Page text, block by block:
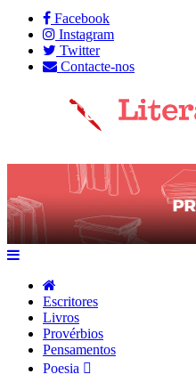
Facebook
Instagram
Twitter
Contacte-nos
Escritores
Livros
Provérbios
Pensamentos
Poesia